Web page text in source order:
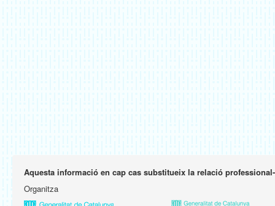
Aquesta informació en cap cas substitueix la relació
Organitza